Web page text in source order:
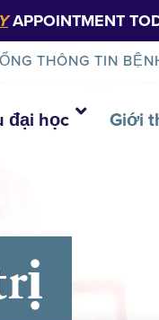
APPOINTMENT
THÔNG TIN
đại học Giới